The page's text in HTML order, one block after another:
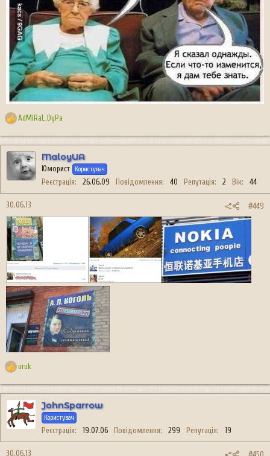
Р
а
к
AdMiRaL_DyPa
MaloyUA
Юморист Користувач
Реєстрація 26.06.09 Повідомлення 40 Репутація 2 Вік 44
30.06.13 #449
Р
а
к
ц
uruk
JohnSparrow
Користувач
Реєстрація 19.07.06 Повідомлення 299 Репутація 19
30.06.13